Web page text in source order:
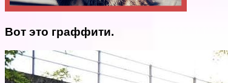
Вот это граффити.